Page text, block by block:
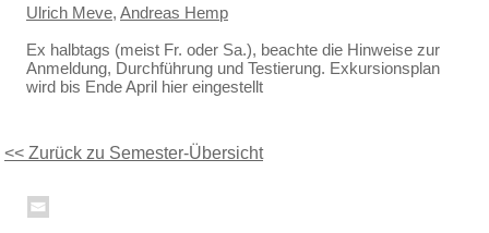
Ulrich Meve, Andreas Hemp
Ex halbtags (meist Fr. oder Sa.), beachte die Hinweise zur
Anmeldung, Durchführung und Testierung. Exkursionsplan
wird bis Ende April hier eingestellt
<< Zurück zu Semester-Übersicht